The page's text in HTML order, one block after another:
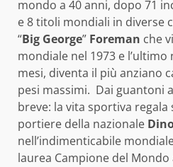
mondo a 40 anni, dopo 71
e 8 titoli mondiali in diverse
“Big George” Foreman che
mondiale nel 1973 e l’ultimo
mesi, diventa il più anziano
pesi massimi. Dai guantoni
breve: la vita sportiva regala
portiere della nazionale
nell’indimenticabile
laurea Campione del Mondo